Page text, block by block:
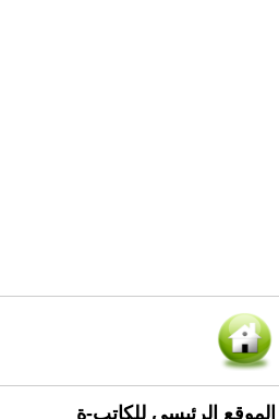
الموقع الرئيسي للكاتب-ة